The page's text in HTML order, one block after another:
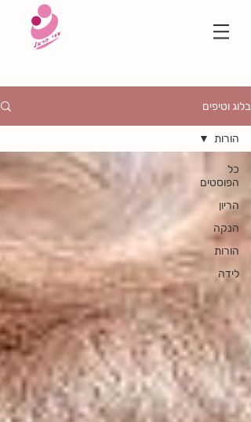
בלוג וטיפים
כל
הפוסטים
הריון
הנקה
הורות
לידה
הורות